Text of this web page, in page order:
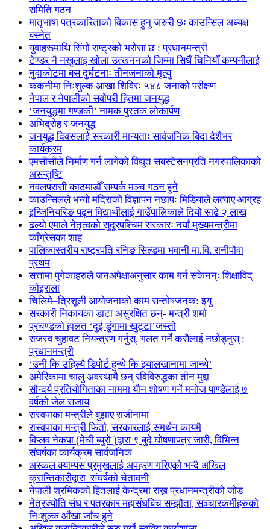
समिति गठन
मातृभाषा पत्रकारिताको विकास हुनु जरुरी छः काउन्सिल अध्यक्ष
बस्नेत
युवाहरूमाथि सिंगो राष्ट्रको भरोसा छ : प्रधानमन्त्री
टेण्डर नै नखुलाइ खोला उत्खननको जिम्मा सिधैँ चिनियाँ कम्पनीलाई
नुवाकोटमा बस दुर्घटनाः तीनजनाको मृत्यु
ककनीमा निःशुल्क आखा शिविरः ५४८ जनाको परीक्षण
नेपाल र नेपालीको सर्वोपरी हितमा जनयुद्ध
‘जनयुद्धमा गण्डकी’ नामक पुस्तक लोकार्पण
अभिद्रोह र जनयुद्ध
जनयुद्ध दिवसलाई सरकारी मान्यताः सार्वजनिक बिदा देशैभर
कार्यक्रम
एमसीसीले निर्माण गर्न लागेको विद्युत सबस्टेसनप्रति नगरपालिकाको
असन्तुष्टि
नवलपरासी काठमाडौँ सम्पर्क मञ्च गठन हुने
काउन्सिलले भन्यो मदिराको विज्ञापन नछापः मिडियाले लत्याए आग्रह
इन्जिनियरिङ पढ्न विद्यार्थीलाई गाउँपालिकाले दियो साढे २ लाख
ढल्यो एमाले नेतृत्वको सुदूरपश्चिम सरकारः नयाँ मुख्यमन्त्रीमा
काँग्रेसका शाह
पालिकास्तरीय राष्ट्रपति रनिङ सिल्डमा भवानी मा.वि. रानीपौवा
प्रथम
सत्तामा पुगेकाहरुले जनअपेक्षाअनुसार काम गर्न सकेनन्ः शिक्षाविद्
कोइराला
चिलिमे–त्रिशूली आयोजनाको काम सन्तोषजनक: इयु
सरकारी निकायका डाटा असुरक्षित छन्- मन्त्री शर्मा
प्रचण्डको हालत ‘दुई डुंगामा खुट्टा’जस्तो
राजस्व चुहावट नियन्त्रण गर्नुस्, गलत गर्ने कसैलाई नछोड्नुस् :
प्रधानमन्त्री
‘उनी कि उहिल्यै डिपोर्ट हुन्थे कि झ्यालखानामा जान्थे’
अमेरिकामा चालु अवस्थामै छन् रविविरुद्धका तीन मुद्दा
सौन्दर्य प्रतियोगिताका नाममा यौन शोषण गर्ने मनोज पाण्डेलाई ७
वर्षको जेल सजाय
रास्वपाका मन्त्रीले बुझाए राजीनामा
रास्वपाका मन्त्री फिर्ता, सरकारलाई समर्थन कायमै
विप्लव नेकपा (मेची ब्युरो )द्वारा ९ बुदे घोषणापत्र जारी, विभिन्न
संघर्षका कार्यक्रम सार्वजनिक
अस्कल क्याम्पस प्रमुखलाई अपहरण गरिएको भन्दै अखिल
क्रान्तिकारीद्वारा संघर्षको चेतावनी
नेपाली श्रमिकको हितलाई केन्द्रमा राख्न प्रधानमन्त्रीको जोड
नेत्रज्योति संघ र पत्रकार महासंघबिच सम्झौता, सञ्चारकर्मीहरुको
निःशुल्क आँखा जाँच हुने